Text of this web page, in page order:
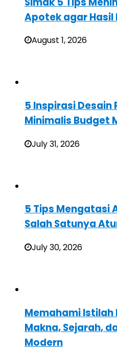
Apotek agar Hasil
August 1, 2026
5 Inspirasi Desain
Minimalis Budget
July 31, 2026
5 Tips Mengatasi
Salah Satunya
July 30, 2026
Memahami Istilah
Makna, Sejarah,
Modern